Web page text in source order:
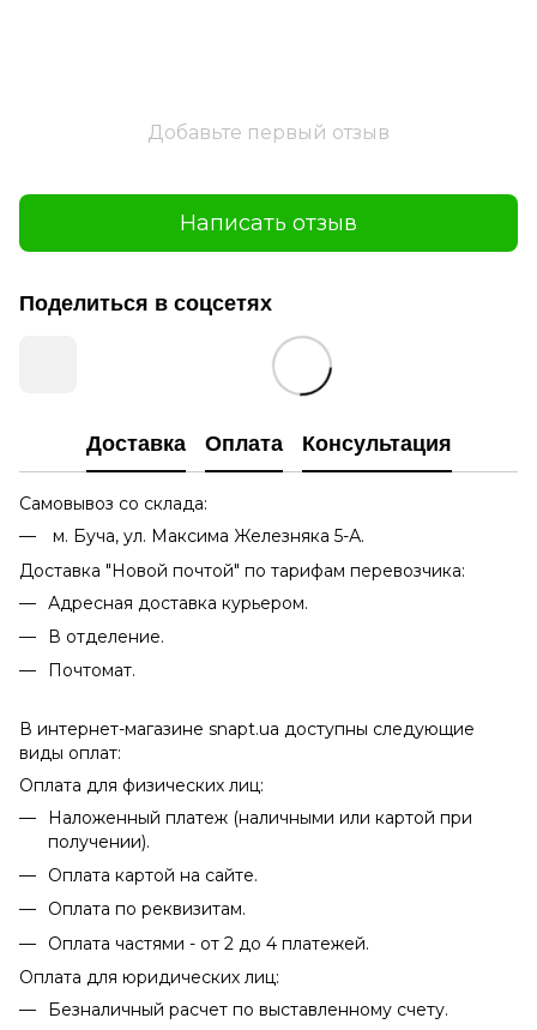
Добавьте первый отзыв
Написать отзыв
Поделиться в соцсетях
Доставка Оплата Консультация
Самовывоз со склада:
м. Буча, ул. Максима Железняка 5-А.
Доставка "Новой почтой" по тарифам перевозчика:
Адресная доставка курьером.
В отделение.
Почтомат.
В интернет-магазине snapt.ua доступны следующие
виды оплат:
Оплата для физических лиц:
Наложенный платеж (наличными или картой при
получении).
Оплата картой на сайте.
Оплата по реквизитам.
Оплата частями - от 2 до 4 платежей.
Оплата для юридических лиц:
Безналичный расчет по выставленному счету.